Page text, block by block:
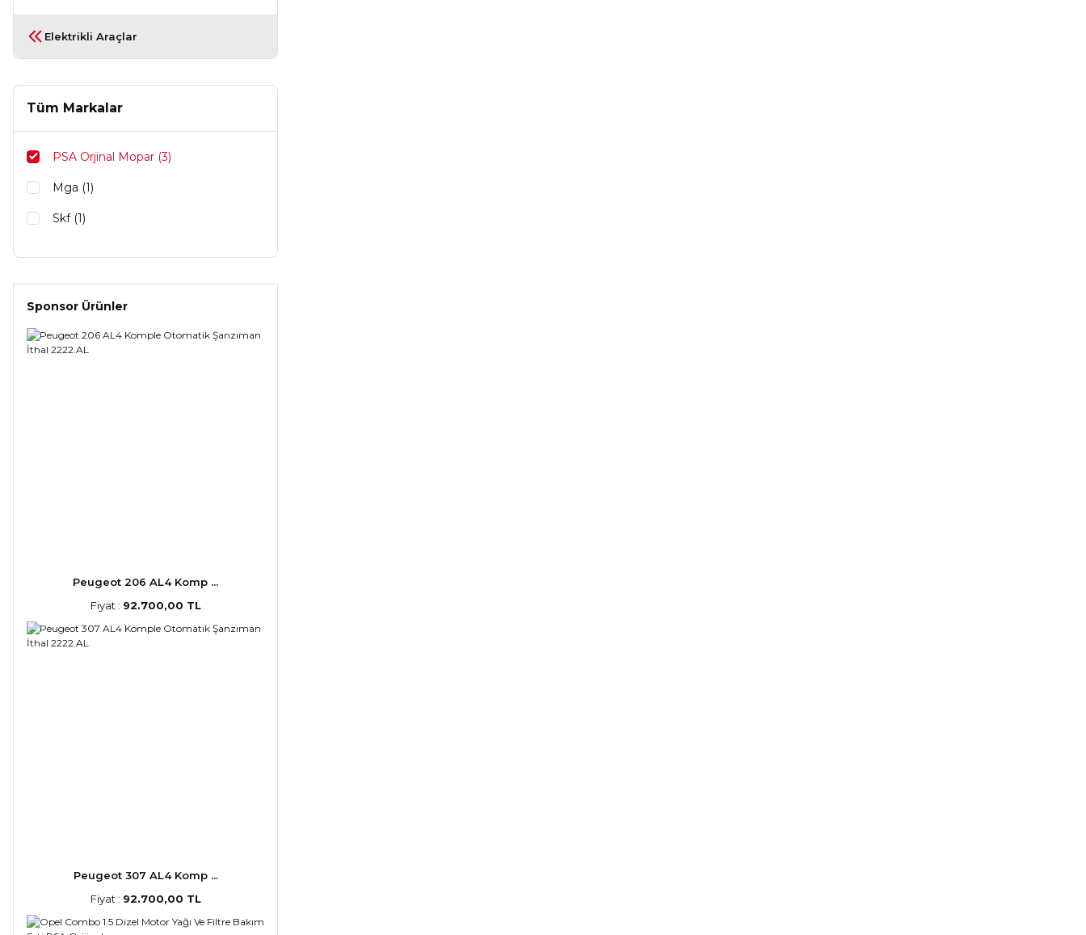
Elektrikli Araçlar
Tüm Markalar
PSA Orjinal Mopar (3)
Mga (1)
Skf (1)
Sponsor Ürünler
Peugeot 206 AL4 Komp ...
Fiyat : 92.700,00 TL
Peugeot 307 AL4 Komp ...
Fiyat : 92.700,00 TL